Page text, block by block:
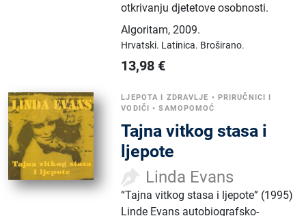
otkrivanju djetetove osobnosti.
Algoritam,2009.
Hrvatski. Latinica. Broširano.
13,98 €
LJEPOTA I ZDRAVLJE • PRIRUČNICI I
VODIČI •SAMOPOMOĆ
Tajna vitkog stasa i
ljepote
Linda Evans
“Tajna vitkog stasa i ljepote” (1995)
Linde Evans autobiografsko-